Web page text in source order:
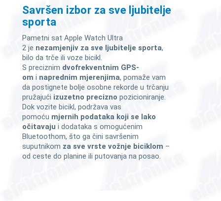
Savršen izbor za sve ljubitelje
sporta
Pametni sat Apple Watch Ultra
2 je nezamjenjiv za sve ljubitelje sporta,
bilo da trče ili voze bicikl.
S preciznim dvofrekventnim GPS-
om i naprednim mjerenjima, pomaže vam
da postignete bolje osobne rekorde u trčanju
pružajući izuzetno precizno pozicioniranje.
Dok vozite bicikl, podržava vas
pomoću mjernih podataka koji se lako
očitavaju i dodataka s omogućenim
Bluetoothom, što ga čini savršenim
suputnikom za sve vrste vožnje biciklom –
od ceste do planine ili putovanja na posao.